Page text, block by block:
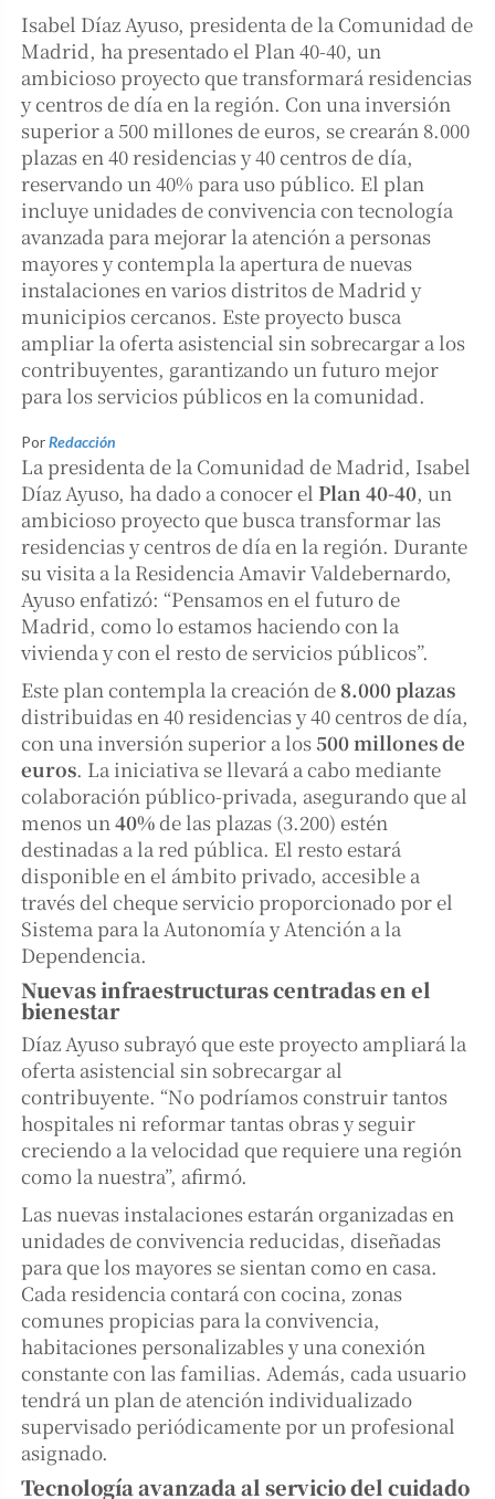
Isabel Díaz Ayuso, presidenta de la Comunidad de
Madrid, ha presentado el Plan 40-40, un
ambicioso proyecto que transformará residencias
y centros de día en la región. Con una inversión
superior a 500 millones de euros, se crearán 8.000
plazas en 40 residencias y 40 centros de día,
reservando un 40% para uso público. El plan
incluye unidades de convivencia con tecnología
avanzada para mejorar la atención a personas
mayores y contempla la apertura de nuevas
instalaciones en varios distritos de Madrid y
municipios cercanos. Este proyecto busca
ampliar la oferta asistencial sin sobrecargar a los
contribuyentes, garantizando un futuro mejor
para los servicios públicos en la comunidad.
PorRedacción
La presidenta de la Comunidad de Madrid, Isabel
Díaz Ayuso, ha dado a conocer el Plan 40-40, un
ambicioso proyecto que busca transformar las
residencias y centros de día en la región. Durante
su visita a la Residencia Amavir Valdebernardo,
Ayuso enfatizó: “Pensamos en el futuro de
Madrid, como lo estamos haciendo con la
vivienda y con el resto de servicios públicos”.
Este plan contempla la creación de 8.000 plazas
distribuidas en 40 residencias y 40 centros de día,
con una inversión superior a los 500 millones de
euros. La iniciativa se llevará a cabo mediante
colaboración público-privada, asegurando que al
menos un40%de las plazas (3.200) estén
destinadas a la red pública. El resto estará
disponible en el ámbito privado, accesible a
través del cheque servicio proporcionado por el
Sistema para la Autonomía y Atención a la
Dependencia.
Nuevas infraestructuras centradas en el
bienestar
Díaz Ayuso subrayó que este proyecto ampliará la
oferta asistencial sin sobrecargar al
contribuyente. “No podríamos construir tantos
hospitales ni reformar tantas obras y seguir
creciendo a la velocidad que requiere una región
como la nuestra”, afirmó.
Las nuevas instalaciones estarán organizadas en
unidades de convivencia reducidas, diseñadas
para que los mayores se sientan como en casa.
Cada residencia contará con cocina, zonas
comunes propicias para la convivencia,
habitaciones personalizables y una conexión
constante con las familias. Además, cada usuario
tendrá un plan de atención individualizado
supervisado periódicamente por un profesional
asignado.
Tecnología avanzada al servicio del cuidado